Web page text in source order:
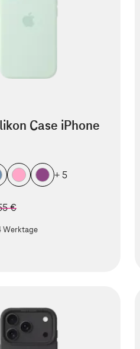
Case iPhone
+ 5
€
Werktage